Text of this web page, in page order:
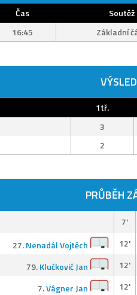
Čas Soutěž
16:45 Základní
1tř.
3
2
PRŮBĚH
7'
27.Nenadál Vojtěch
12'
79.Klučkovič Jan
12'
7.Vágner Jan
12'